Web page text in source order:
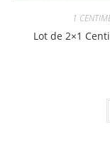
1
Lot de 2×1